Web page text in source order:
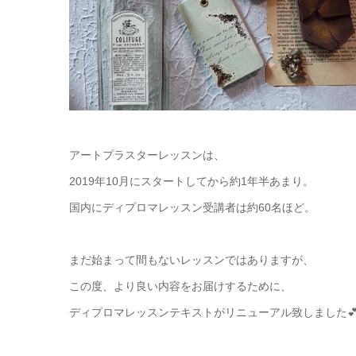
アートプラスターレッスンは、
2019年10月にスタートしてから約1年半あまり。
国内にディプロマレッスン受講者は約60名ほど。
まだ始まって間もないレッスンではありますが、
この度、より良い内容をお届けするために、
ディプロマレッスンテキストがリニューアル致しました